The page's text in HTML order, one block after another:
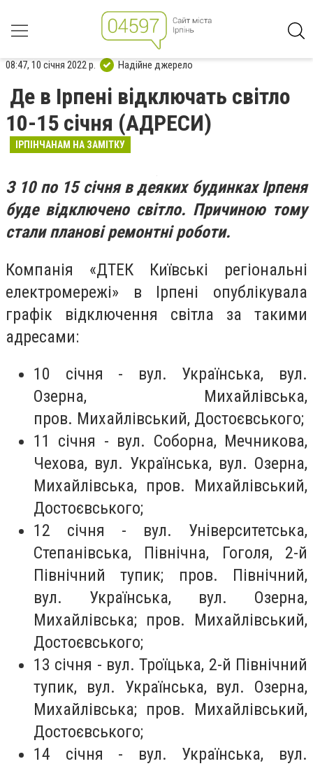
08:47, 10 січня 2022 р. Надійне джерело
Де в Ірпені відключать світло
10-15 січня (АДРЕСИ)
ІРПІНЧАНАМ НА ЗАМІТКУ
З 10 по 15 січня в деяких будинках Ірпеня
буде відключено світло. Причиною тому
стали планові ремонтні роботи.
Компанія «ДТЕК Київські регіональні
електромережі» в Ірпені опублікувала
графік відключення світла за такими
адресами:
10 січня - вул. Українська, вул.
Озерна, Михайлівська,
пров. Михайлівський, Достоєвського;
11 січня - вул. Соборна, Мечникова,
Чехова, вул. Українська, вул. Озерна,
Михайлівська, пров. Михайлівський,
Достоєвського;
12 січня - вул. Університетська,
Степанівська, Північна, Гоголя, 2-й
Північний тупик; пров. Північний,
вул. Українська, вул. Озерна,
Михайлівська; пров. Михайлівський,
Достоєвського;
13 січня - вул. Троїцька, 2-й Північний
тупик, вул. Українська, вул. Озерна,
Михайлівська; пров. Михайлівський,
Достоєвського;
14 січня - вул. Українська, вул.